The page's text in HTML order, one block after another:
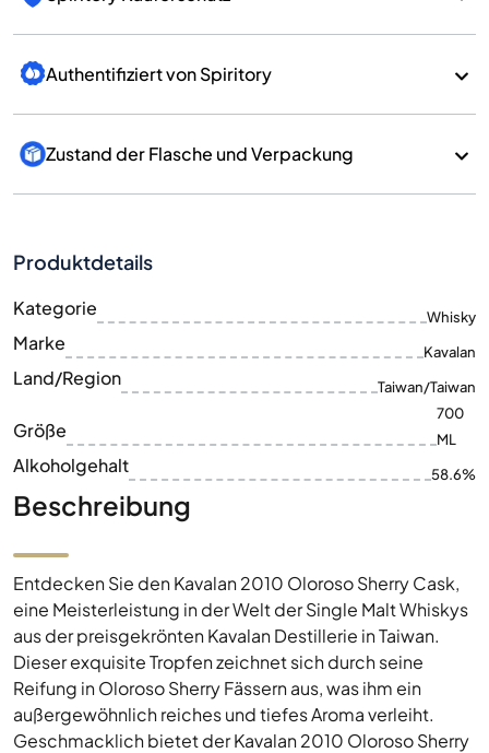
Authentifiziert von Spiritory
Zustand der Flasche und Verpackung
Produktdetails
Kategorie Whisky
Marke Kavalan
Land/Region Taiwan/Taiwan
Größe
700
ML
Alkoholgehalt 58.6%
Beschreibung
Entdecken Sie den Kavalan 2010 Oloroso Sherry Cask,
eine Meisterleistung in der Welt der Single Malt Whiskys
aus der preisgekrönten Kavalan Destillerie in Taiwan.
Dieser exquisite Tropfen zeichnet sich durch seine
Reifung in Oloroso Sherry Fässern aus, was ihm ein
außergewöhnlich reiches und tiefes Aroma verleiht.
Geschmacklich bietet der Kavalan 2010 Oloroso Sherry